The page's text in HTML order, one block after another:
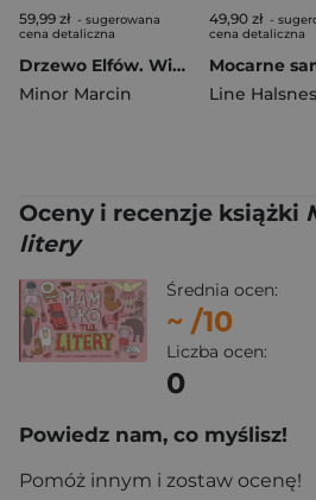
59,99 zł - sugerowana
cena detaliczna
Drzewo Elfów. Wielka magiczna wyszukiwanka
Minor Marcin
49,90 zł -
cena detaliczna
Line Halsnes
Oceny i recenzje książki
litery
Średnia ocen:
~ /10
Liczba ocen:
0
Powiedz nam, co myślisz!
Pomóż innym i zostaw ocenę!